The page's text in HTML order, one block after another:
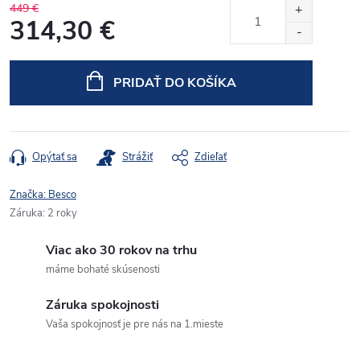
449 €
314,30 €
PRIDAŤ DO KOŠÍKA
Opýtať sa Strážiť Zdieľať
Značka: Besco
Záruka: 2 roky
Viac ako 30 rokov na trhu
máme bohaté skúsenosti
Záruka spokojnosti
Vaša spokojnosť je pre nás na 1.mieste